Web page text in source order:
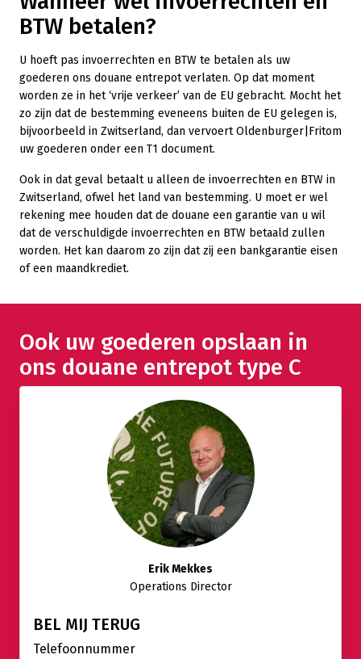
BTW betalen?
U hoeft pas invoerrechten en BTW te betalen als uw
goederen ons douane entrepot verlaten. Op dat moment
worden ze in het ‘vrije verkeer’ van de EU gebracht. Mocht het
zo zijn dat de bestemming eveneens buiten de EU gelegen is,
bijvoorbeeld in Zwitserland, dan vervoert Oldenburger|Fritom
uw goederen onder een T1 document.
Ook in dat geval betaalt u alleen de invoerrechten en BTW in
Zwitserland, ofwel het land van bestemming. U moet er wel
rekening mee houden dat de douane een garantie van u wil
dat de verschuldigde invoerrechten en BTW betaald zullen
worden. Het kan daarom zo zijn dat zij een bankgarantie eisen
of een maandkrediet.
Ook uw goederen opslaan in
ons douane entrepot type C
Erik Mekkes
Operations Director
BEL MIJ TERUG
Telefoonnummer